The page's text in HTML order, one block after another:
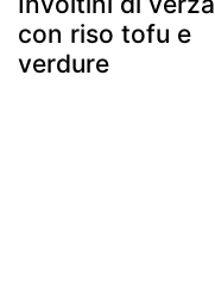
con riso tofu e
verdure